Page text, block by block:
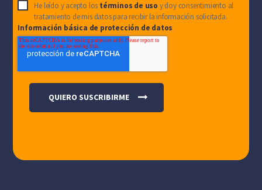
He leído y acepto los términos de uso y doy consentimiento al
tratamiento de mis datos para recibir la información solicitada.
Información básica de protección de datos